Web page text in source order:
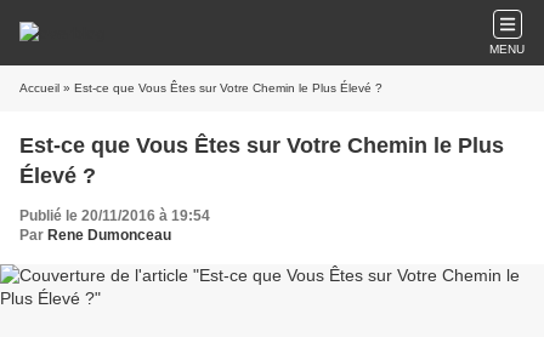
MENU
Accueil » Est-ce que Vous Êtes sur Votre Chemin le Plus Élevé ?
Est-ce que Vous Êtes sur Votre Chemin le Plus
Élevé ?
Publié le 20/11/2016 à 19:54
Par Rene Dumonceau